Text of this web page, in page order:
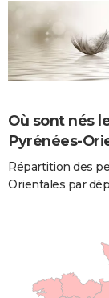
Où sont nés
Pyrénées-
Répartition des
Orientales par